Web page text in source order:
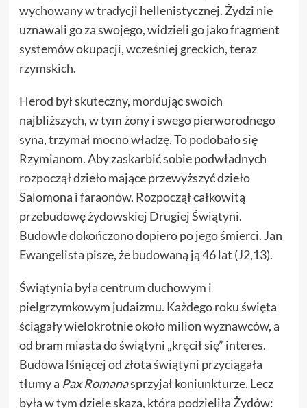
wychowany w tradycji hellenistycznej. Żydzi nie
uznawali go za swojego, widzieli go jako fragment
systemów okupacji, wcześniej greckich, teraz
rzymskich.
Herod był skuteczny, mordując swoich
najbliższych, w tym żony i swego pierworodnego
syna, trzymał mocno władzę. To podobało się
Rzymianom. Aby zaskarbić sobie podwładnych
rozpoczął dzieło mające przewyższyć dzieło
Salomona i faraonów. Rozpoczął całkowitą
przebudowę żydowskiej Drugiej Świątyni.
Budowle dokończono dopiero po jego śmierci. Jan
Ewangelista pisze, że budowaną ją 46 lat (J2,13).
Świątynia była centrum duchowym i
pielgrzymkowym judaizmu. Każdego roku święta
ściągały wielokrotnie około milion wyznawców, a
od bram miasta do świątyni „kręcił się” interes.
Budowa lśniącej od złota świątyni przyciągała
tłumy a Pax Romanasprzyjał koniunkturze. Lecz
była w tym dziele skaza, która podzieliła Żydów: